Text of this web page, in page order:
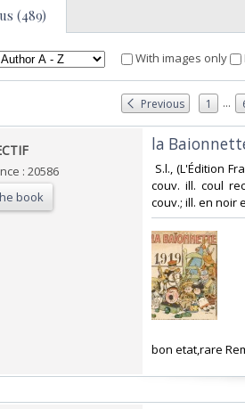
(489)
With images only
Previous 1 ...
: 20586
book
‎la
S.l., (L'Édition
couv. ill. coul
couv.; ill. en noir
‎bon etat,rare